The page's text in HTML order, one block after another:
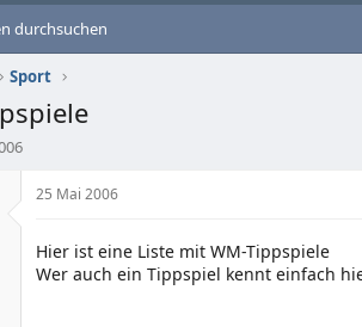
durchsuchen
Sport
25 Mai 2006
Hier ist eine Liste mit WM-Tippspiele
Wer auch ein Tippspiel kennt einfach